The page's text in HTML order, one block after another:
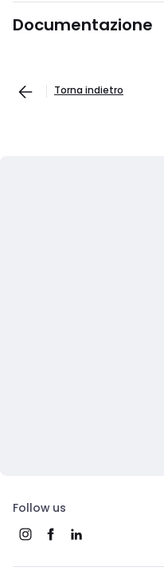
Documentazione
Torna indietro
Follow us